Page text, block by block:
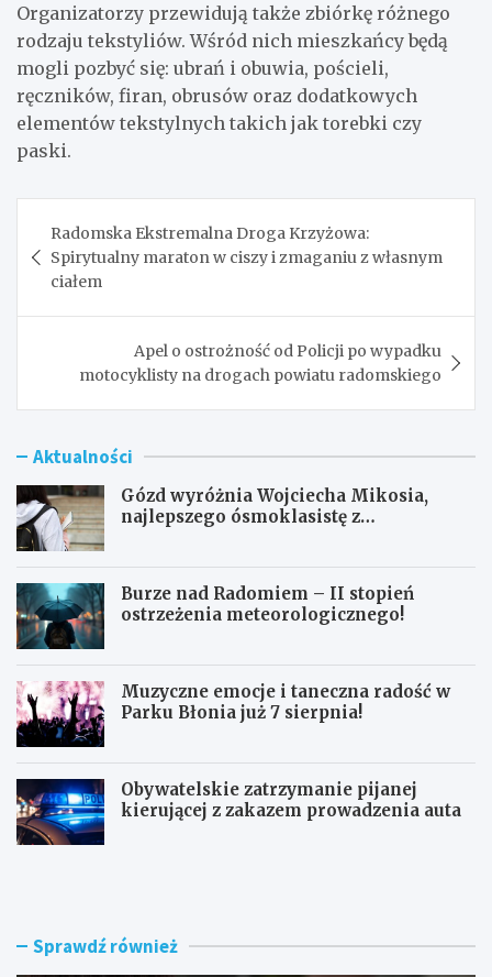
Organizatorzy przewidują także zbiórkę różnego
rodzaju tekstyliów. Wśród nich mieszkańcy będą
mogli pozbyć się: ubrań i obuwia, pościeli,
ręczników, firan, obrusów oraz dodatkowych
elementów tekstylnych takich jak torebki czy
paski.
wpisu
Radomska Ekstremalna Droga Krzyżowa:
Spirytualny maraton w ciszy i zmaganiu z własnym
ciałem
Apel o ostrożność od Policji po wypadku
motocyklisty na drogach powiatu radomskiego
Aktualności
Gózd wyróżnia Wojciecha Mikosia,
najlepszego ósmoklasistę z
Burze nad Radomiem – II stopień
ostrzeżenia meteorologicznego!
Muzyczne emocje i taneczna radość w
Parku Błonia już 7 sierpnia!
Obywatelskie zatrzymanie pijanej
kierującej z zakazem prowadzenia auta
G
y
B
n Sprawdź również